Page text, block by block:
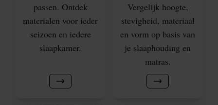
passen. Ontdek
materialen voor ieder
seizoen en iedere
slaapkamer.
Vergelijk hoogte,
stevigheid, materiaal
en vorm op basis van
je slaaphouding en
matras.